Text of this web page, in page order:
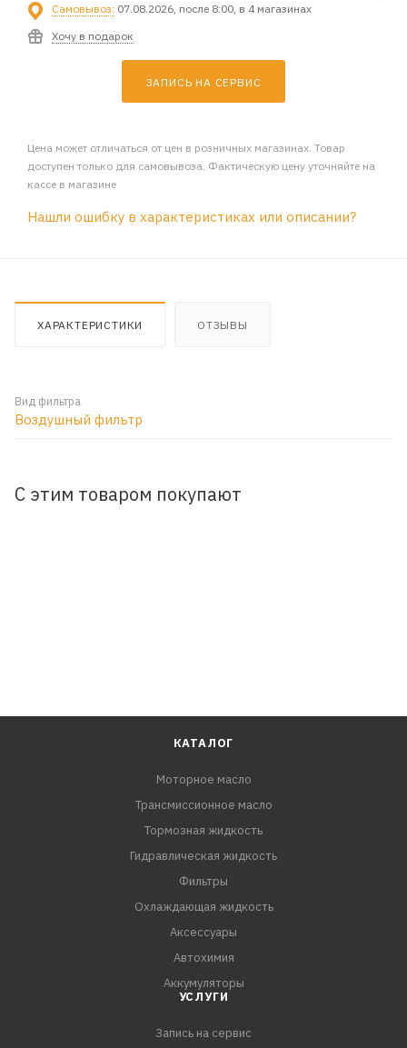
Самовывоз: 07.08.2026, после 8:00, в 4 магазинах
Хочу в подарок
ЗАПИСЬ НА СЕРВИС
Цена может отличаться от цен в розничных магазинах. Товар
доступен только для самовывоза. Фактическую цену уточняйте на
кассе в магазине
Нашли ошибку в характеристиках или описании?
ХАРАКТЕРИСТИКИ ОТЗЫВЫ
Вид фильтра
Воздушный фильтр
С этим товаром покупают
КАТАЛОГ
Моторное масло
Трансмиссионное масло
Тормозная жидкость
Гидравлическая жидкость
Фильтры
Охлаждающая жидкость
Аксессуары
Автохимия
Аккумуляторы
УСЛУГИ
Запись на сервис